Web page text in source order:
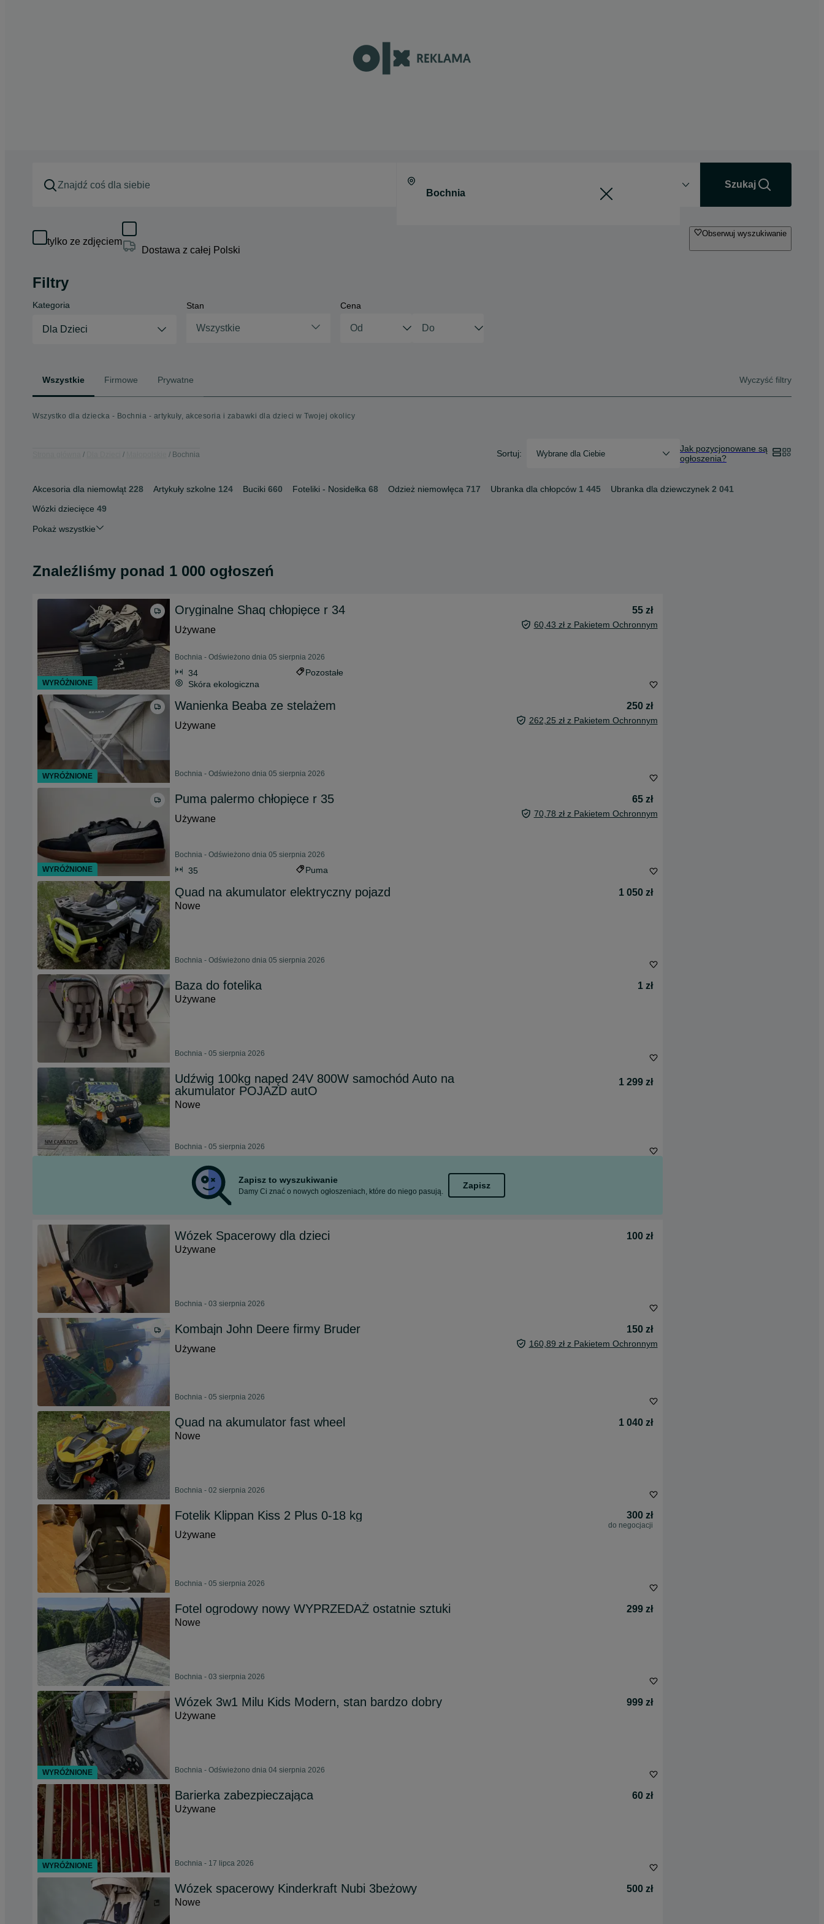
Szukaj
tylko ze zdjęciem
Dostawa z całej Polski
Obserwuj wyszukiwanie
Filtry
Kategoria
Dla Dzieci
Stan
Wszystkie
Cena
Wszystkie Firmowe Prywatne Wyczyść filtry
Wszystko dla dziecka - Bochnia - artykuły, akcesoria i zabawki dla dzieci w Twojej okolicy
Bochnia Sortuj: Wybrane dla Ciebie
Jak pozycjonowane są
ogłoszenia?
Akcesoria dla niemowląt 228 Artykuły szkolne 124 Buciki 660 Foteliki - Nosidełka 68 Odzież niemowlęca 717 Ubranka dla chłopców 1 445 Ubranka dla dziewczynek 2 041
Wózki dziecięce 49
Pokaż wszystkie
Znaleźliśmy ponad 1 000 ogłoszeń
Oryginalne Shaq chłopięce r 34
55 zł
Używane
60,43 zł z Pakietem Ochronnym
Bochnia - Odświeżono dnia 05 sierpnia 2026
34
Pozostałe
Skóra ekologiczna
Wanienka Beaba ze stelażem
250 zł
Używane
262,25 zł z Pakietem Ochronnym
Bochnia - Odświeżono dnia 05 sierpnia 2026
Puma palermo chłopięce r 35
65 zł
Używane
70,78 zł z Pakietem Ochronnym
Bochnia - Odświeżono dnia 05 sierpnia 2026
35 Puma
Quad na akumulator elektryczny pojazd
1 050 zł
Nowe
Bochnia - Odświeżono dnia 05 sierpnia 2026
Baza do fotelika
1 zł
Używane
Bochnia - 05 sierpnia 2026
Udźwig 100kg napęd 24V 800W samochód Auto na
akumulator POJAZD autO
1 299 zł
Nowe
Bochnia - 05 sierpnia 2026
Zapisz to wyszukiwanie
Damy Ci znać o nowych ogłoszeniach, które do niego pasują.
Zapisz
Wózek Spacerowy dla dzieci
100 zł
Używane
Bochnia - 03 sierpnia 2026
Kombajn John Deere firmy Bruder
150 zł
Używane
160,89 zł z Pakietem Ochronnym
Bochnia - 05 sierpnia 2026
Quad na akumulator fast wheel
1 040 zł
Nowe
Bochnia - 02 sierpnia 2026
Fotelik Klippan Kiss 2 Plus 0-18 kg 300 zł
do negocjacji
Używane
Bochnia - 05 sierpnia 2026
Fotel ogrodowy nowy WYPRZEDAŻ ostatnie sztuki
299 zł
Nowe
Bochnia - 03 sierpnia 2026
Wózek 3w1 Milu Kids Modern, stan bardzo dobry
999 zł
Używane
Bochnia - Odświeżono dnia 04 sierpnia 2026
Barierka zabezpieczająca
60 zł
Używane
Bochnia - 17 lipca 2026
Wózek spacerowy Kinderkraft Nubi 3beżowy
500 zł
Nowe
WYRÓŻNIONE
WYRÓŻNIONE
WYRÓŻNIONE
WYRÓŻNIONE
WYRÓŻNIONE